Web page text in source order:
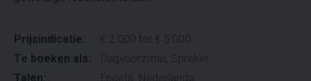
Prijsindicatie:
Te boeken als:
Talen: